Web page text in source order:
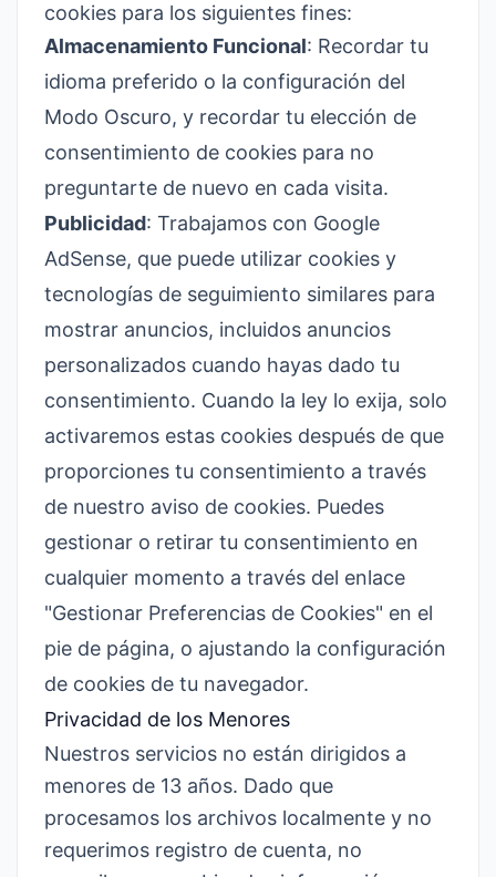
cookies para los siguientes fines:
Almacenamiento Funcional: Recordar tu
idioma preferido o la configuración del
Modo Oscuro, y recordar tu elección de
consentimiento de cookies para no
preguntarte de nuevo en cada visita.
Publicidad: Trabajamos con Google
AdSense, que puede utilizar cookies y
tecnologías de seguimiento similares para
mostrar anuncios, incluidos anuncios
personalizados cuando hayas dado tu
consentimiento. Cuando la ley lo exija, solo
activaremos estas cookies después de que
proporciones tu consentimiento a través
de nuestro aviso de cookies. Puedes
gestionar o retirar tu consentimiento en
cualquier momento a través del enlace
"Gestionar Preferencias de Cookies" en el
pie de página, o ajustando la configuración
de cookies de tu navegador.
Privacidad de los Menores
Nuestros servicios no están dirigidos a
menores de 13 años. Dado que
procesamos los archivos localmente y no
requerimos registro de cuenta, no